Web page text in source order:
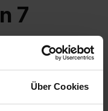
Über Cookies
7